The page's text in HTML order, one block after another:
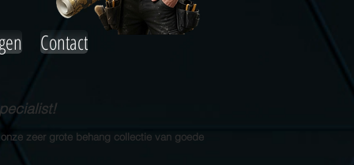
Contact
zeer grote behang collectie van goede